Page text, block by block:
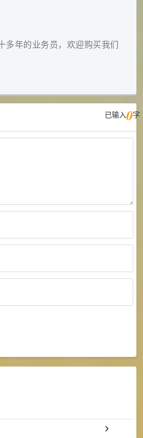
多年的业务员，欢迎购买我们
已输入0字